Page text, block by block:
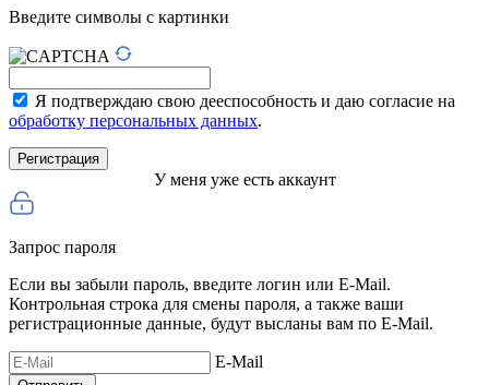
Введите символы с картинки
Я подтверждаю свою дееспособность и даю согласие на
обработку персональных данных.
У меня уже есть аккаунт
Запрос пароля
Если вы забыли пароль, введите логин или E-Mail.
Контрольная строка для смены пароля, а также ваши
регистрационные данные, будут высланы вам по E-Mail.
E-Mail